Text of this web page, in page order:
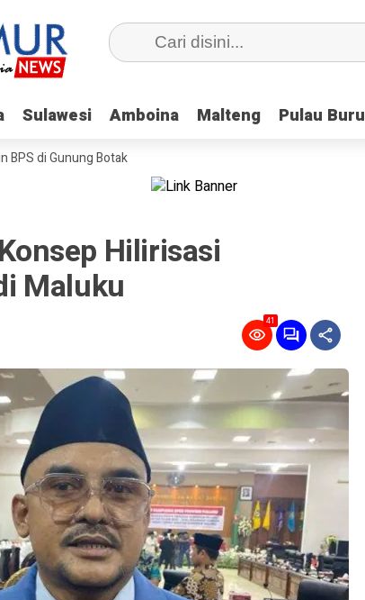
Sulawesi Amboina Malteng Pulau Buru
Sulawesi Amboina Malteng Pulau Buru
di Gunung Botak
Hilirisasi
Maluku
41